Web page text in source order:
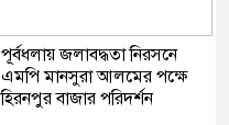
পূর্বধলায় জলাবদ্ধতা নিরসনে
এমপি মানসুরা আলমের পক্ষে
হিরনপুর বাজার পরিদর্শন